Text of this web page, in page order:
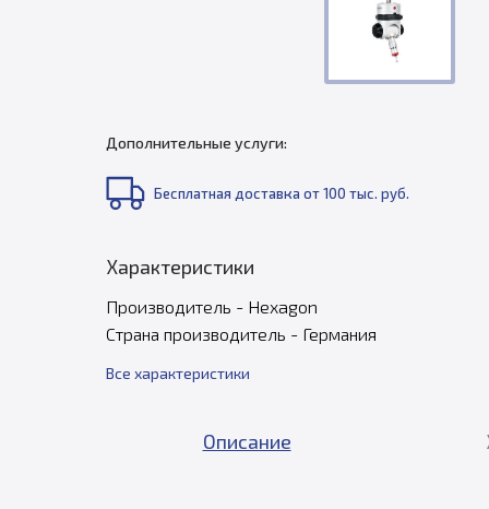
Дополнительные услуги:
Бесплатная доставка от 100 тыс. руб.
Характеристики
Производитель - Hexagon
Страна производитель - Германия
Все характеристики
Описание